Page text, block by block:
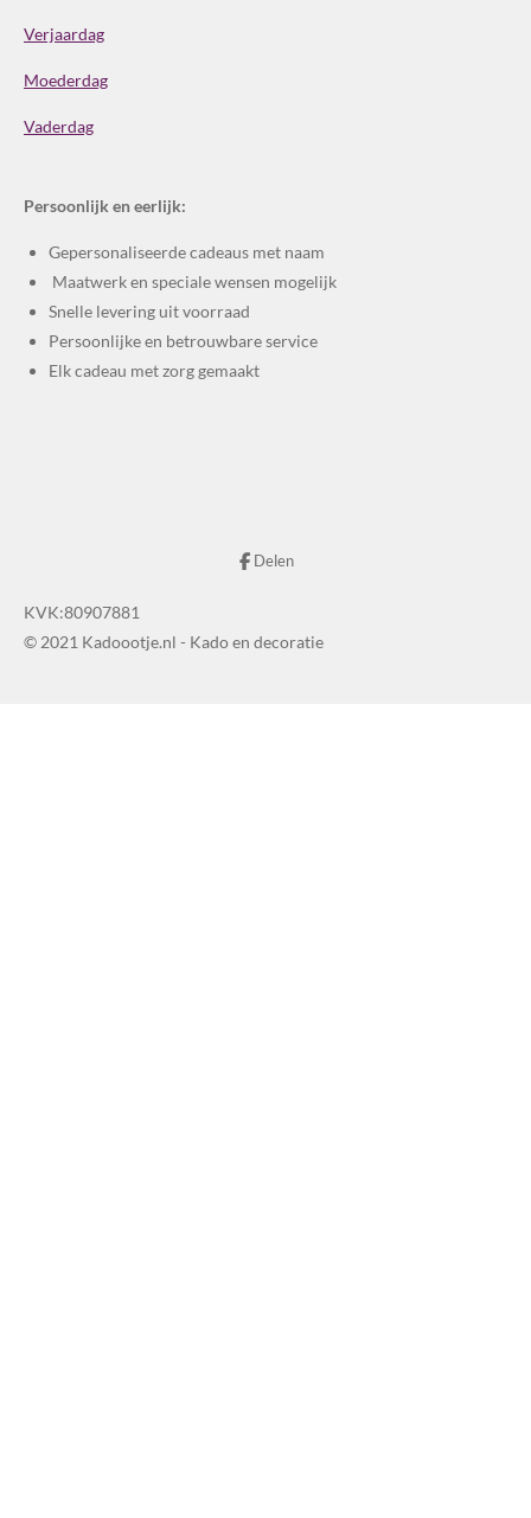
Verjaardag
Moederdag
Vaderdag
Persoonlijk en eerlijk:
Gepersonaliseerde cadeaus met naam
Maatwerk en speciale wensen mogelijk
Snelle levering uit voorraad
Persoonlijke en betrouwbare service
Elk cadeau met zorg gemaakt
Delen
KVK:80907881
© 2021 Kadoootje.nl - Kado en decoratie